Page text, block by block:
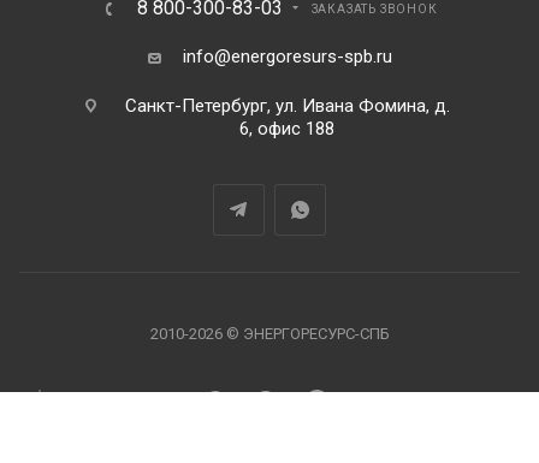
8 800-300-83-03 ЗАКАЗАТЬ ЗВОНОК
info@energoresurs-spb.ru
Санкт-Петербург, ул. Ивана Фомина, д.
6, офис 188
2010-2026 © ЭНЕРГОРЕСУРС-СПБ